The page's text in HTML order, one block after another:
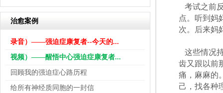
治愈案例
录音）——强迫症康复者--今天的...
视频）——醒悟中心强迫症康复者...
回顾我的强迫症心路历程
给所有神经质同胞的一封信
考试之前
点。听到妈
次。后来妈
这些情况
齿又跟以前
痛，麻麻的
己，找各种